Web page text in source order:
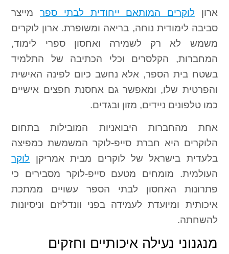
ארוןלוקרים המותאם ייחודית לבתי ספרמייצר
סביבה לימודית נוחה, בריאה ומשופרת. ארון לוקרים
משמש לא רק לשמירה ואחסון ספרי לימוד,
המחברות, הקלסרים וכלי הכתיבה של התלמיד
בשטח בית הספר, אלא נחשב כיום לפינה האישית
והפרטית שלו, ומאפשר גם אחסנת חפצים אישיים
כמו טלפונים ניידים, מזון ובגדים.
אחת מהחברות היבואניות המובילות בתחום
הלוקרים היא חברת סייפ-לוקר המשמשת כמפיצה
בלעדית בישראל של לוקרים מבית אמריקן לוקר
העולמית. מומחים מטעם סייפ-לוקר מסבירים כי
פתרונות האחסון לבתי הספר עשויים ממתכת
איכותית ומיועדת לעמידה בפני וונדליזם וניסיונות
להשחתה.
מנגנוני נעילה איכותיים וחזקים